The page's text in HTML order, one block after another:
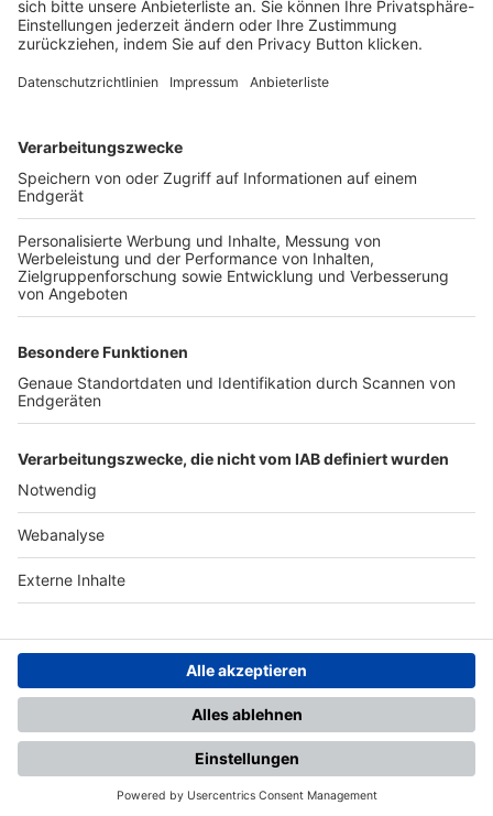
FOLGE DEM BFV
TOP-VEREINE
TOP-PARTNER
Nutzungsbedingungen Datenschutz Impressum